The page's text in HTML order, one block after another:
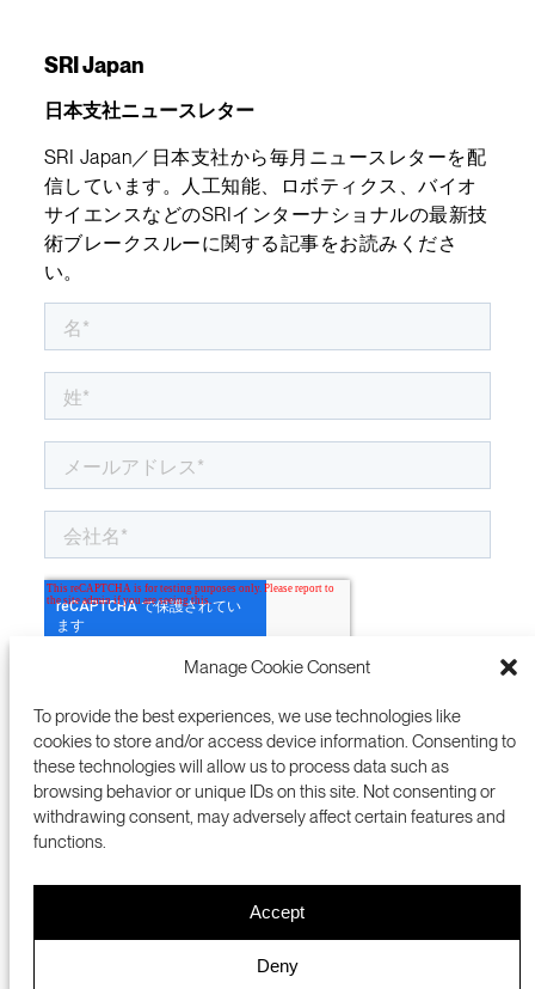
Manage Cookie Consent
To provide the best experiences, we use technologies like
cookies to store and/or access device information. Consenting to
these technologies will allow us to process data such as
browsing behavior or unique IDs on this site. Not consenting or
withdrawing consent, may adversely affect certain features and
functions.
Accept
Deny
SRI Japan
日本支社ニュースレター
SRI Japan／日本支社から毎月ニュースレターを配
信しています。人工知能、ロボティクス、バイオ
サイエンスなどのSRIインターナショナルの最新技
術ブレークスルーに関する記事をお読みくださ
い。
プレスルーム
NSIC
ENGLISH 英語
PRIVACY POLICY
COOKIES